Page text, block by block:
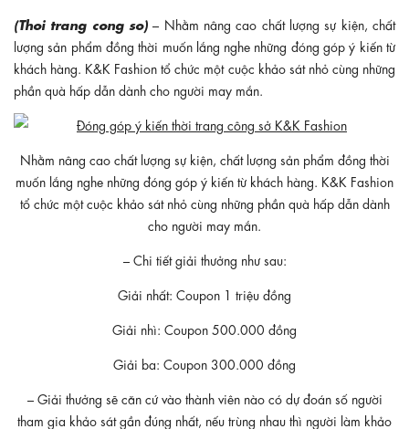
(Thoi trang cong so) – Nhằm nâng cao chất lượng sự kiện, chất
lượng sản phẩm đồng thời muốn lắng nghe những đóng góp ý kiến từ
khách hàng. K&K Fashion tổ chức một cuộc khảo sát nhỏ cùng những
phần quà hấp dẫn dành cho người may mắn.
Nhằm nâng cao chất lượng sự kiện, chất lượng sản phẩm đồng thời
muốn lắng nghe những đóng góp ý kiến từ khách hàng. K&K Fashion
tổ chức một cuộc khảo sát nhỏ cùng những phần quà hấp dẫn dành
cho người may mắn.
– Chi tiết giải thưởng như sau:
Giải nhất: Coupon 1 triệu đồng
Giải nhì: Coupon 500.000 đồng
Giải ba: Coupon 300.000 đồng
– Giải thưởng sẽ căn cứ vào thành viên nào có dự đoán số người
tham gia khảo sát gần đúng nhất, nếu trùng nhau thì người làm khảo